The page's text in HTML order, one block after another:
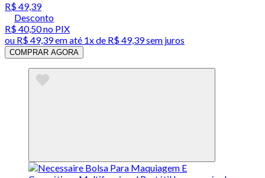
R$ 49,39
Desconto
R$ 40,50no PIX
ou R$ 49,39em até 1x de R$ 49,39sem juros
COMPRAR AGORA